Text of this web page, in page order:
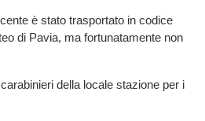
è stato trasportato in codice
di Pavia, ma fortunatamente non
della locale stazione per i